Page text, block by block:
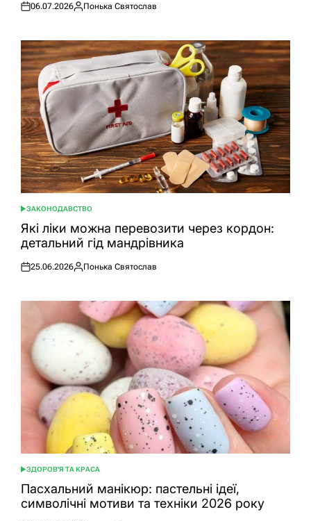
Оприлюднено
06.07.2026
Опубліковано
Понька Святослав
ОПУБЛІКУВАТИ
У
ЗАКОНОДАВСТВО
Які ліки можна перевозити через кордон:
детальний гід мандрівника
Оприлюднено
25.06.2026
Опубліковано
Понька Святослав
ОПУБЛІКУВАТИ
У
ЗДОРОВ'Я ТА КРАСА
Пасхальний манікюр: пастельні ідеї,
символічні мотиви та техніки 2026 року